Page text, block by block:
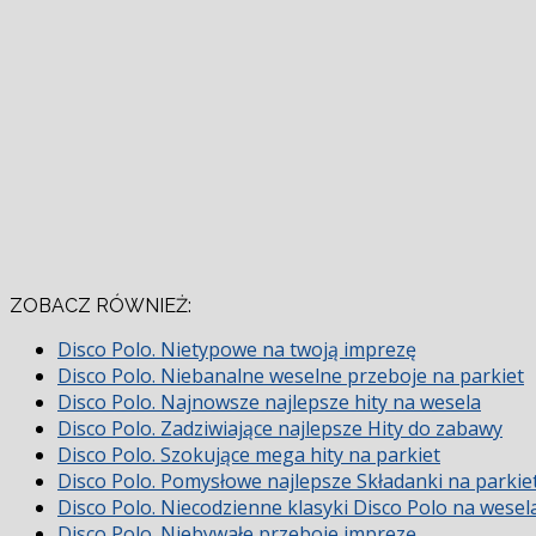
ZOBACZ RÓWNIEŻ:
Disco Polo. Nietypowe na twoją imprezę
Disco Polo. Niebanalne weselne przeboje na parkiet
Disco Polo. Najnowsze najlepsze hity na wesela
Disco Polo. Zadziwiające najlepsze Hity do zabawy
Disco Polo. Szokujące mega hity na parkiet
Disco Polo. Pomysłowe najlepsze Składanki na
Disco Polo. Niecodzienne klasyki Disco Polo na